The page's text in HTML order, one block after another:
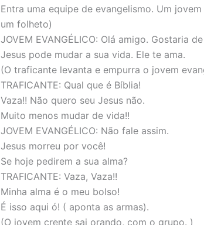
Entra uma equipe de evangelismo. Um
um folheto)
JOVEM EVANGÉLICO: Olá amigo. Gostaria
Jesus pode mudar a sua vida. Ele te ama.
(O traficante levanta e empurra o jovem
TRAFICANTE: Qual que é Bíblia!
Vaza!! Não quero seu Jesus não.
Muito menos mudar de vida!!
JOVEM EVANGÉLICO: Não fale assim.
Jesus morreu por você!
Se hoje pedirem a sua alma?
TRAFICANTE: Vaza, Vaza!!
Minha alma é o meu bolso!
É isso aqui ó! ( aponta as armas).
(O jovem crente sai orando, com o grupo. )